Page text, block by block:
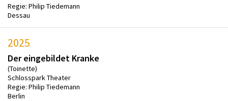
Regie: Philip Tiedemann
Dessau
2025
Der eingebildet Kranke
(Toinette)
Schlosspark Theater
Regie: Philip Tiedemann
Berlin